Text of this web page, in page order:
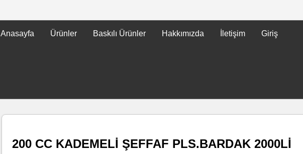
Anasayfa Ürünler Baskılı Ürünler Hakkımızda İletişim Giriş
200 CC KADEMELİ ŞEFFAF PLS.BARDAK 2000Lİ